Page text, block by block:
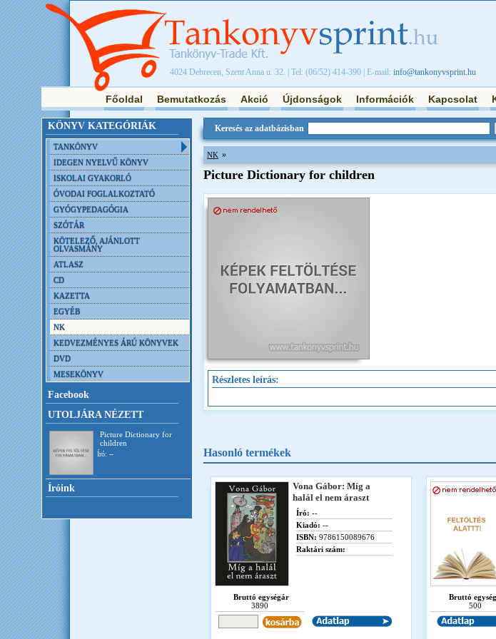
4024 Debrecen, Szent Anna u. 32. | Tel: (06/52) 414-390 | E-mail: info@tankonyvsprint.hu
Főoldal Bemutatkozás Akció Újdonságok Információk Kapcsolat
KÖNYV KATEGÓRIÁK
TANKÖNYV
IDEGEN NYELVŰ KÖNYV
ISKOLAI GYAKORLÓ
ÓVODAI FOGLALKOZTATÓ
GYÓGYPEDAGÓGIA
SZÓTÁR
KÖTELEZŐ, AJÁNLOTT
OLVASMÁNY
ATLASZ
CD
KAZETTA
EGYÉB
NK
KEDVEZMÉNYES ÁRÚ KÖNYVEK
DVD
MESEKÖNYV
Facebook
UTOLJÁRA NÉZETT
Picture Dictionary for
children
Író: --
Íróink
Keresés az adatbázisban
NK »
Picture Dictionary for children
Részletes leírás:
Hasonló termékek
Vona Gábor: Míg a
halál el nem áraszt
Író: --
Kiadó: --
ISBN: 9786150089676
Raktári szám:
Bruttó egységár
3890
Bruttó
500